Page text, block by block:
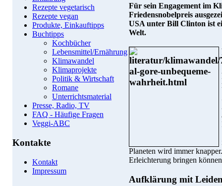
Rezepte vegetarisch
Rezepte vegan
Produkte, Einkauftipps
Buchtipps
Kochbücher
Lebensmittel/Ernährung
Klimawandel
Klimaprojekte
Politik & Wirtschaft
Romane
Unterrichtsmaterial
Presse, Radio, TV
FAQ - Häufige Fragen
Veggi-ABC
Kontakte
Kontakt
Impressum
Für sein Engagement im
Friedensnobelpreis
USA unter Bill Clinton ist
Welt.
Planeten wird immer
Erleichterung bringen
Aufklärung mit